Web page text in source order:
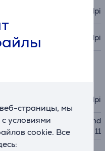
страницы, мы
условиями
cookie. Все
600x1200 dpi
600x1200 dpi
1200x2400 dpi
7, Windows 8, Wind
ows 10, Windows 11